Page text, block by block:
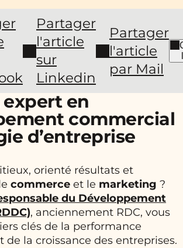
Partager
l'article
sur
Linkedin
Partager
l'article
par Mail
expert en
commercial
d’entreprise
orienté résultats et
commerce et le marketing ?
du Développement
, anciennement RDC, vous
clés de la performance
de la croissance des entreprises.